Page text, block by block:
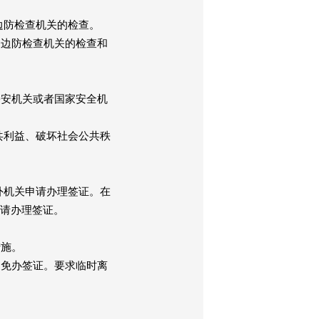
检查机关的检查。
防检查机关的检查和
机关或者国家安全机
益、破坏社会公共秩
关申请办理签证。在
办理签证。
。
办签证。要求临时离